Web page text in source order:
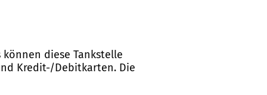
können diese Tankstelle
Kredit-/Debitkarten. Die